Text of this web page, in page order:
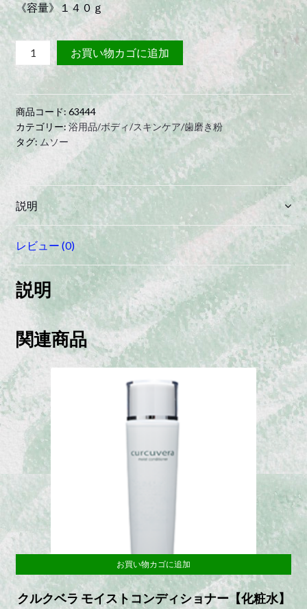
《容量》１４０ｇ
ｬ
ﾎﾞ
玉
せ
っ
ハ
ガ
キ
quantity
お買い物カゴに追加
商品コード: 63444
カテゴリー:浴用品/ボディ/スキンケア/歯磨き粉
タグ: ムソー
説明
レビュー (0)
説明
関連商品
クルクベラ モイストコンディショナー【化粧水】
お買い物カゴに追加